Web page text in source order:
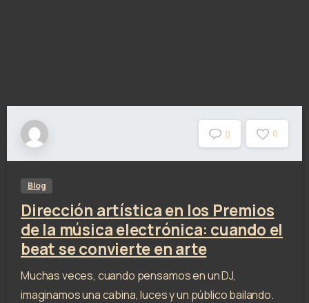
0 0
Blog
Dirección artística en los Premios
de la música electrónica: cuando el
beat se convierte en arte
Muchas veces, cuando pensamos en un DJ,
imaginamos una cabina, luces y un público bailando.